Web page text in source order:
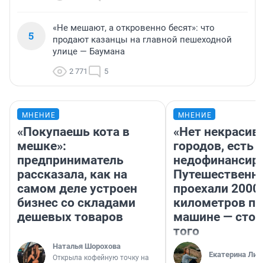
5
«Не мешают, а откровенно бесят»: что
продают казанцы на главной пешеходной
улице — Баумана
2 771 5
МНЕНИЕ
«Покупаешь кота в
мешке»:
предприниматель
рассказала, как на
самом деле устроен
бизнес со складами
дешевых товаров
Наталья Шорохова
Открыла кофейную точку на
МНЕНИЕ
«Нет
городов, есть
проехали 2000
километров по
машине —
того
Екатерина